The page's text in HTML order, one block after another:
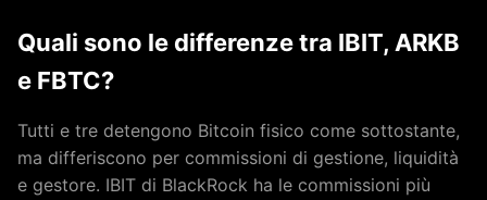
Quali sono le differenze tra IBIT, ARKB
e FBTC?
Tutti e tre detengono Bitcoin fisico come sottostante,
ma differiscono per commissioni di gestione, liquidità
e gestore. IBIT di BlackRock ha le commissioni più